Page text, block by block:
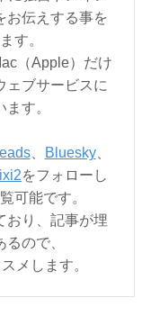
お伝えする事を
す。
（Apple）だけ
ェブサービスに
す。
、 Bluesky、
をフォローし
可能です。
おり、記事が埋
ので、
メします。